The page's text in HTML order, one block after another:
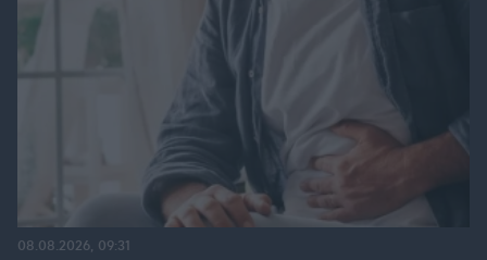
08.08.2026, 09:31